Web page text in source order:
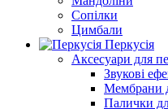
Сопілки
Цимбали
Перкусія
Аксесуари для
Звукові
Мембрани
Палички